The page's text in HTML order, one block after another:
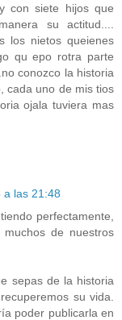
con siete hijos que
su actitud....
los nietos queienes
qu epo rotra parte
conozco la historia
cada uno de mis tios
ojala tuviera mas
a las 21:48
perfectamente,
de nuestros
sepas de la historia
su vida.
poder publicarla en